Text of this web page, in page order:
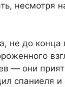
несмотря
не до
— они
спаниеля